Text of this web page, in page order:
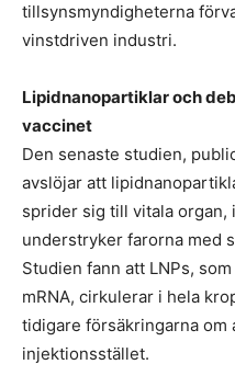
tillsynsmyndigheterna
vinstdriven industri.
Lipidnanopartiklar och
vaccinet
Den senaste studien,
avslöjar att
sprider sig till vitala
understryker farorna med
Studien fann att LNPs,
mRNA, cirkulerar i hela
tidigare försäkringarna om
injektionsstället.